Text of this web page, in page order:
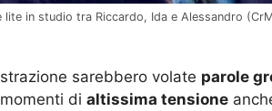
lite in studio tra Riccardo, Ida e Alessandro
sarebbero volate parole
di altissima tensione